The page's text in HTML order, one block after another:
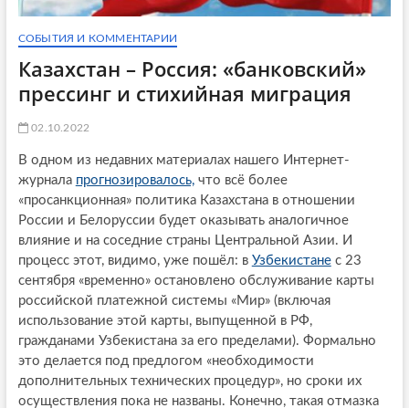
СОБЫТИЯ И КОММЕНТАРИИ
Казахстан – Россия: «банковский»
прессинг и стихийная миграция
02.10.2022
В одном из недавних материалах нашего Интернет-
журнала прогнозировалось,что всё более
«просанкционная» политика Казахстана в отношении
России и Белоруссии будет оказывать аналогичное
влияние и на соседние страны Центральной Азии. И
процесс этот, видимо, уже пошёл: в Узбекистанес 23
сентября «временно» остановлено обслуживание карты
российской платежной системы «Мир» (включая
использование этой карты, выпущенной в РФ,
гражданами Узбекистана за его пределами). Формально
это делается под предлогом «необходимости
дополнительных технических процедур», но сроки их
осуществления пока не названы. Конечно, такая отмазка